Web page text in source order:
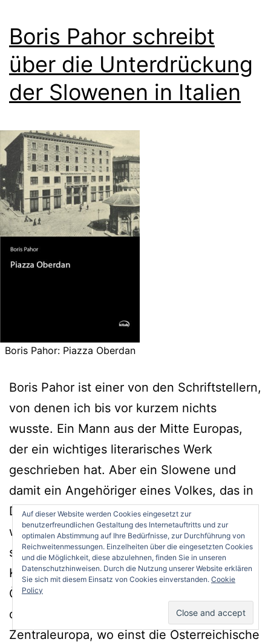
Boris Pahor schreibt
über die Unterdrückung
der Slowenen in Italien
Boris Pahor: Piazza Oberdan
Boris Pahor ist einer von den Schriftstellern,
von denen ich bis vor kurzem nichts
wusste. Ein Mann aus der Mitte Europas,
der ein wichtiges literarisches Werk
geschrieben hat. Aber ein Slowene und
damit ein Angehöriger eines Volkes, das in
Deutschland kaum zur Kenntnis genommen
wird. Noch immer orientieren wir uns ja viel
stärker in Richtung Westen als nach Osten.
Karl-Markus Gauß ist da anders. Der
Österreicher hat schon immer einen
offenen Blick in die slawische Welt, nach
Zentraleuropa, wo einst die Österreichische
Auf dieser Website werden Cookies eingesetzt zur
benutzerfreundlichen Gestaltung des Internetauftritts und zur
optimalen Abstimmung auf Ihre Bedürfnisse, zur Durchführung von
Reichweitenmessungen. Einzelheiten über die eingesetzten Cookies
und die Möglichkeit, diese abzulehnen, finden Sie in unseren
Datenschutzhinweisen. Durch die Nutzung unserer Website erklären
Sie sich mit diesem Einsatz von Cookies einverstanden. Cookie
Policy